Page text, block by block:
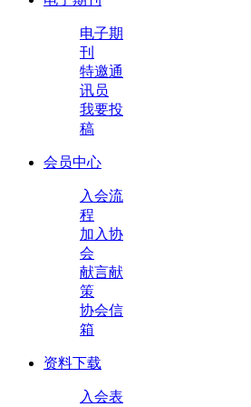
电子期
刊
特邀通
讯员
我要投
稿
会员中心
入会流
程
加入协
会
献言献
策
协会信
箱
资料下载
入会表